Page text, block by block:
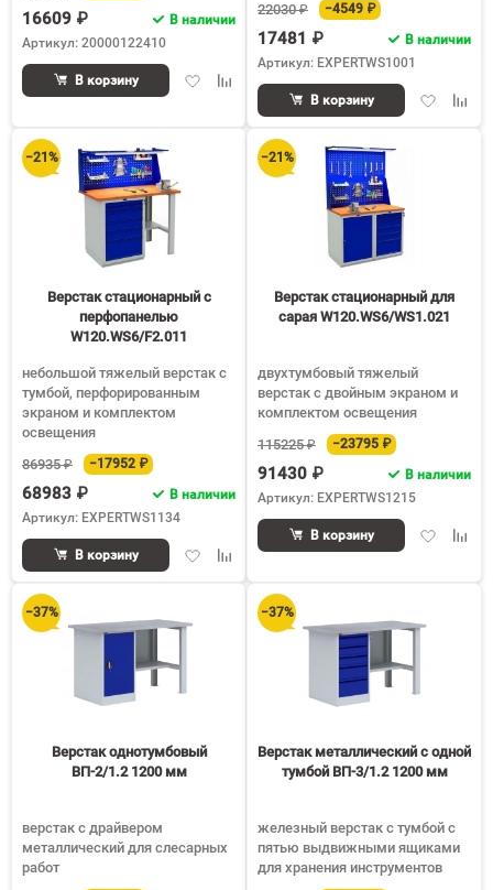
16609 ₽
В наличии
Артикул: 20000122410
Добавить
избранное
Добавить
сравнению
В корзину
22030 ₽
−4549 ₽
17481 ₽
В наличии
Артикул: EXPERTWS1001
Добавить
В корзину
−21%
Верстак стационарный с
перфопанелью
W120.WS6/F2.011
небольшой тяжелый верстак с
тумбой, перфорированным
экраном и комплектом
освещения
86935 ₽
−17952 ₽
68983 ₽
В наличии
Артикул: EXPERTWS1134
ДобавитьДобавить
сравнению
В корзину
−21%
Верстак стационарный для
сарая W120.WS6/WS1.021
двухтумбовый тяжелый
верстак с двойным экраном и
комплектом освещения
115225 ₽
−23795 ₽
91430 ₽
В наличии
Артикул: EXPERTWS1215
Добавить
В корзину
−37%
Верстак однотумбовый
ВП-2/1.2 1200 мм
верстак с драйвером
металлический для слесарных
работ
−37%
Верстак металлический с одной
тумбой ВП-3/1.2 1200 мм
железный верстак с тумбой с
пятью выдвижными ящиками
для хранения инструментов